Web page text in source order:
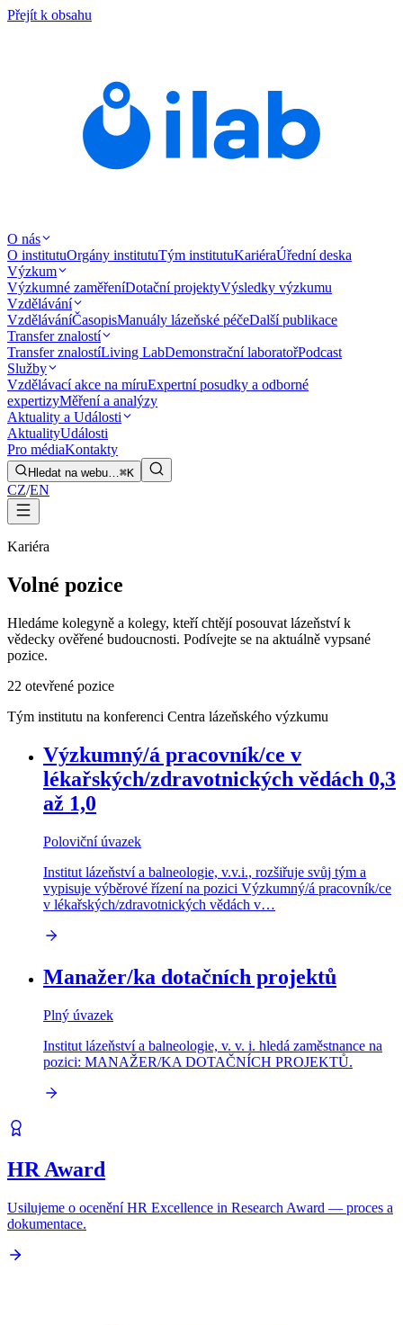
Přejít k obsahu
O nás
O institutuOrgány institutuTým institutuKariéraÚřední deska
Výzkum
Výzkumné zaměřeníDotační projektyVýsledky výzkumu
Vzdělávání
VzděláváníČasopisManuály lázeňské péčeDalší publikace
Transfer znalostí
Transfer znalostíLiving LabDemonstrační laboratořPodcast
Služby
Vzdělávací akce na míruExpertní posudky a odborné
expertizyMěření a analýzy
Aktuality a Události
AktualityUdálosti
Pro médiaKontakty
Hledat na webu…⌘K
CZ/EN
Kariéra
Volné pozice
Hledáme kolegyně a kolegy, kteří chtějí posouvat lázeňství k
vědecky ověřené budoucnosti. Podívejte se na aktuálně vypsané
pozice.
22 otevřené pozice
Tým institutu na konferenci Centra lázeňského výzkumu
Výzkumný/á pracovník/ce v
lékařských/zdravotnických vědách 0,3
až 1,0
Poloviční úvazek
Institut lázeňství a balneologie, v.v.i., rozšiřuje svůj tým a
vypisuje výběrové řízení na pozici Výzkumný/á pracovník/ce
v lékařských/zdravotnických vědách v…
Manažer/ka dotačních projektů
Plný úvazek
Institut lázeňství a balneologie, v. v. i. hledá zaměstnance na
pozici: MANAŽER/KA DOTAČNÍCH PROJEKTŮ.
HR Award
Usilujeme o ocenění HR Excellence in Research Award — proces a
dokumentace.